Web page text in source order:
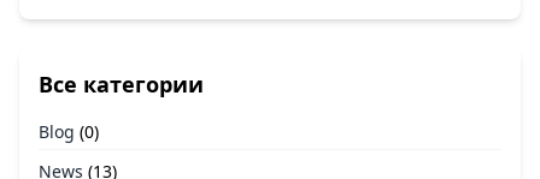
Все категории
Blog (0)
News (13)